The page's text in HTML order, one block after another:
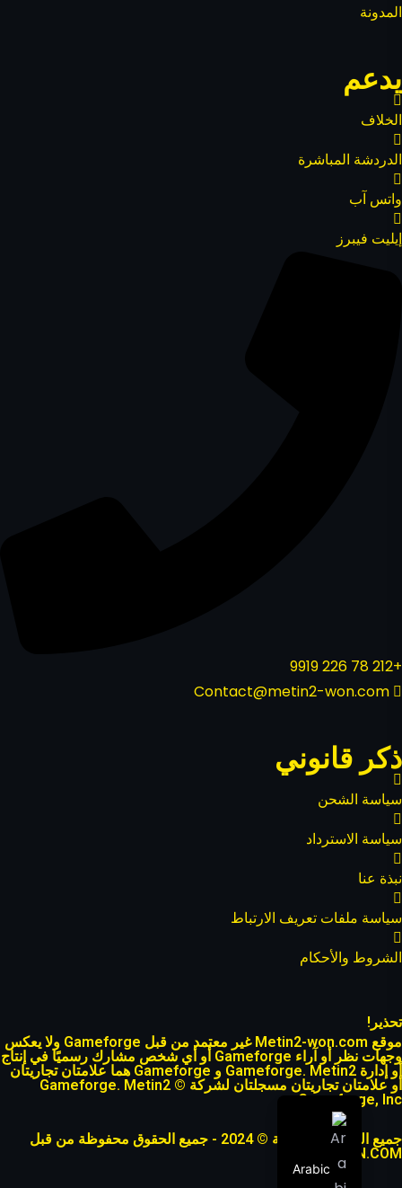
المدونة
يدعم
الخلاف
الدردشة المباشرة
واتس آب
إيليت فيبرز
+212 78 226 9919
Contact@metin2-won.com
ذكر قانوني
سياسة الشحن
سياسة الاسترداد
نبذة عنا
سياسة ملفات تعريف الارتباط
الشروط والأحكام
تحذير!
موقع Metin2-won.com غير معتمد من قبل Gameforge ولا يعكس
وجهات نظر أو آراء Gameforge أو أي شخص مشارك رسميًا في إنتاج
أو إدارة Gameforge. Metin2 و Gameforge هما علامتان تجاريتان
أو علامتان تجاريتان مسجلتان لشركة Gameforge. Metin2 ©
Gameforge, Inc.
جميع الحقوق محفوظة © 2024 - جميع الحقوق محفوظة من قبل
METIN2-WON.COM
Arabic